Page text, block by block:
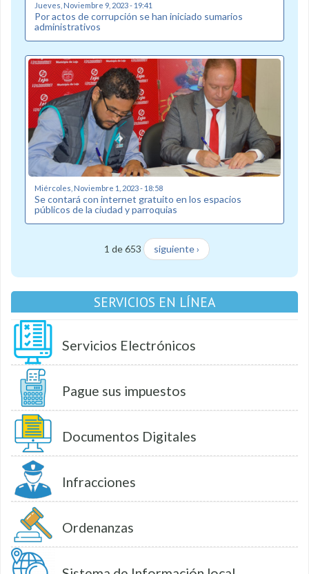
Jueves, Noviembre 9, 2023 - 19:41
Por actos de corrupción se han iniciado sumarios
administrativos
Miércoles, Noviembre 1, 2023 - 18:58
Se contará con internet gratuito en los espacios
públicos de la ciudad y parroquias
1 de 653 siguiente ›
SERVICIOS EN LÍNEA
Servicios Electrónicos
Pague sus impuestos
Documentos Digitales
Infracciones
Ordenanzas